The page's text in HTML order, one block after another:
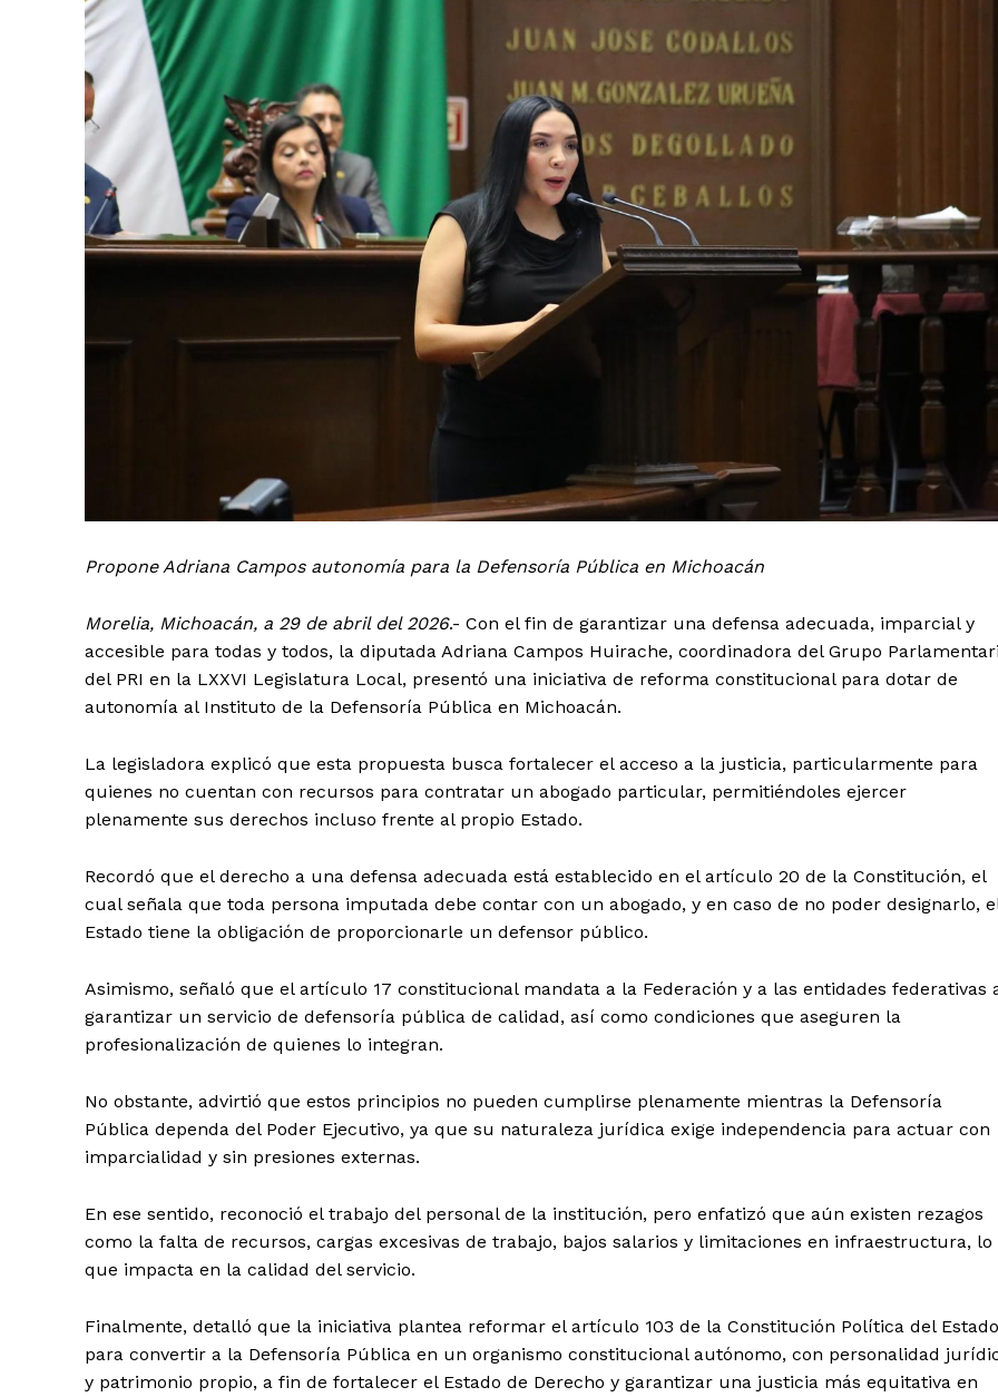
Propone Adriana Campos autonomía para la Defensoría Pública en Michoacán
Morelia, Michoacán, a 29 de abril del 2026.- Con el fin de garantizar una defensa adecuada, imparcial y
accesible para todas y todos, la diputada Adriana Campos Huirache, coordinadora del Grupo
del PRI en la LXXVI Legislatura Local, presentó una iniciativa de reforma constitucional para dotar de
autonomía al Instituto de la Defensoría Pública en Michoacán.
La legisladora explicó que esta propuesta busca fortalecer el acceso a la justicia, particularmente para
quienes no cuentan con recursos para contratar un abogado particular, permitiéndoles ejercer
plenamente sus derechos incluso frente al propio Estado.
Recordó que el derecho a una defensa adecuada está establecido en el artículo 20 de la Constitución, el
cual señala que toda persona imputada debe contar con un abogado, y en caso de no poder designarlo,
Estado tiene la obligación de proporcionarle un defensor público.
Asimismo, señaló que el artículo 17 constitucional mandata a la Federación y a las entidades federativas
garantizar un servicio de defensoría pública de calidad, así como condiciones que aseguren la
profesionalización de quienes lo integran.
No obstante, advirtió que estos principios no pueden cumplirse plenamente mientras la Defensoría
Pública dependa del Poder Ejecutivo, ya que su naturaleza jurídica exige independencia para actuar con
imparcialidad y sin presiones externas.
En ese sentido, reconoció el trabajo del personal de la institución, pero enfatizó que aún existen rezagos
como la falta de recursos, cargas excesivas de trabajo, bajos salarios y limitaciones en infraestructura, lo
que impacta en la calidad del servicio.
Finalmente, detalló que la iniciativa plantea reformar el artículo 103 de la Constitución Política del Estado
para convertir a la Defensoría Pública en un organismo constitucional autónomo, con personalidad
y patrimonio propio, a fin de fortalecer el Estado de Derecho y garantizar una justicia más equitativa en